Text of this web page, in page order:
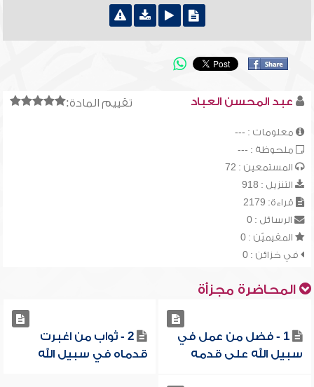
تقييم المادة: عبد المحسن العباد
معلومات : ---
ملحوظة : ---
المستمعين : 72
التنزيل : 918
قراءة: 2179
الرسائل : 0
المقيميّن : 0
في خزائن : 0
المحاضرة مجزأة
1 - فضل من عمل في
سبيل الله على قدمه
2 - ثواب من اغبرت
قدماه في سبيل الله